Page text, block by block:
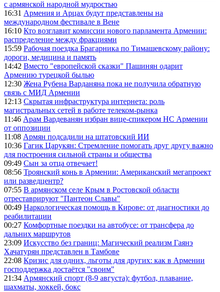
с армянской народной мудростью
16:31 Армения и Арцах будут представлены на
международном фестивале в Вене
16:10 Кто возглавит комиссии нового парламента Армении:
распределение между фракциями
15:59 Рабочая поездка Брагарника по Тимашевскому району:
дороги, медицина и память
14:42 Вместо "европейской сказки" Пашинян одарит
Армению турецкой былью
12:30 Жена Рубена Варданяна пока не получила обратную
связь с МИД Армении
12:13 Скрытая инфраструктура интернета: роль
магистральных сетей в работе телеком-рынка
11:46 Арам Вардеванян избран вице-спикером НС Армении
от оппозиции
11:08 Армян подсадили на штатовский ИИ
10:36 Гагик Царукян: Стремление помогать друг другу важно
для построения сильной страны и общества
09:49 Сын за отца отвечает!
08:56 Троянский конь в Армении: Американский мегапроект
или разведцентр?
07:55 В армянском селе Крым в Ростовской области
отреставрируют "Пантеон Славы"
00:49 Наркологическая помощь в Кирове: от диагностики до
реабилитации
00:27 Комфортные поездки на автобусе: от трансфера до
дальних маршрутов
23:09 Искусство без границ: Магический реализм Гаянэ
Хачатурян представлен в Тамбове
22:08 Кризис для одних, льготы для других: как в Армении
господдержка достаётся "своим"
21:34 Армянский спорт (8-9 августа): футбол, плавание,
шахматы, хоккей, бокс